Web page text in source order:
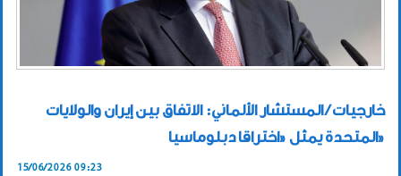
خارجيات / المستشار الألماني: الاتفاق بين إيران والولايات
المتحدة يمثل «اختراقا دبلوماسيا»
15/06/2026 09:23